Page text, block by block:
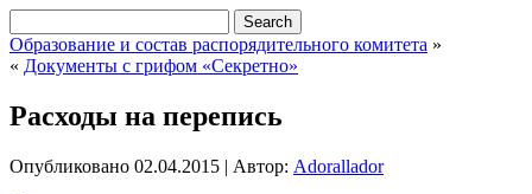
Образование и состав распорядительного комитета »
« Документы с грифом «Секретно»
Расходы на перепись
Опубликовано 02.04.2015 | Автор: Adorallador